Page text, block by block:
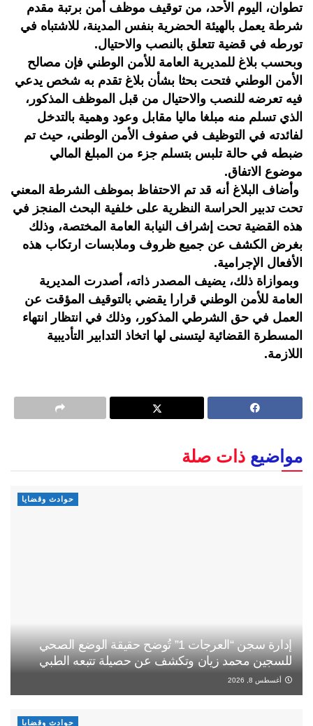
تطوان، اليوم الأحد، من توقيف موظف أمن برتبة مقدم
شرطة يعمل بالهيئة الحضرية بنفس المدينة، للاشتباه في
تورطه في قضية تتعلق بالنصب والاحتيال.
وبحسب بلاغ للمديرية العامة للأمن الوطني فإن مصالح
الأمن الوطني فتحت بحثا بشأن بلاغ تقدم به شخص يدعي
فيه تعرضه للنصب والاحتيال من قبل الموظف المذكور،
الذي تسلم منه مبلغا ماليا مقابل وعود وهمية بالتدخل
لفائدته في التوظيف في صفوف الأمن الوطني، حيث تم
ضبطه في حالة تلبس بتسلم جزء من المبلغ المالي
موضوع الاتفاق.
وأضاف البلاغ أنه قد تم الاحتفاظ بموظف الشرطة المعني
تحت تدبير الحراسة النظرية على خلفية البحث المنجز في
هذه القضية تحت إشراف النيابة العامة المختصة، وذلك
بغرض الكشف عن جميع ظروف وملابسات ارتكاب هذه
الأفعال الإجرامية.
وبموازاة ذلك، يضيف المصدر ذاته، أصدرت المديرية
العامة للأمن الوطني قرارا يقضي بالتوقيف المؤقت عن
العمل في حق الشرطي المذكور، وذلك في انتظار انتهاء
المسطرة القضائية ليتسنى لها اتخاذ التدابير التأديبية
اللازمة.
مواضيع ذات صلة
حوادث وقضايا
إدارة سجن “العرجات 1” تُوضح حقيقة الوضع الصحي
للسجين محمد زيان وتكشف عن حصيلة تتبعه الطبي
أغسطس 8, 2026
حوادث وقضايا